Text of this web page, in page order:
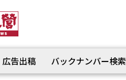
広告出稿 バックナンバー検索